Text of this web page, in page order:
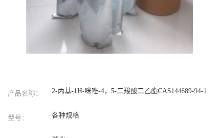
产品名称： 2-丙基-1H-咪唑-4，5-二羧酸二乙酯CAS144689-94-1
型号： 各种规格